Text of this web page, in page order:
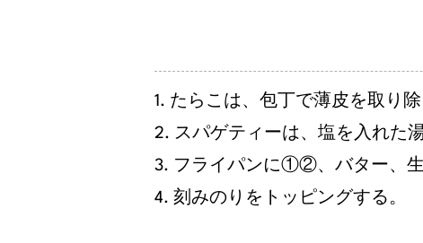
1. たらこは、包丁で薄皮を取り除
2. スパゲティーは、塩を入れた
3. フライパンに①②、バター、生
4. 刻みのりをトッピングする。